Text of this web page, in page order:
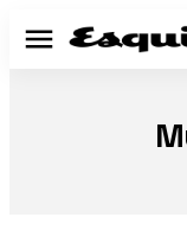
Menú